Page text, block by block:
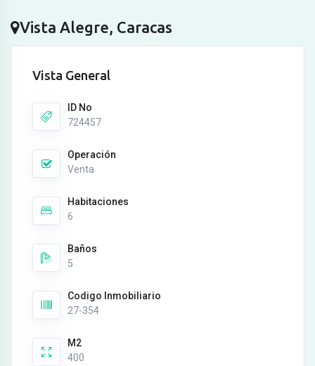
Vista Alegre, Caracas
Vista General
ID No
724457
Operación
Venta
Habitaciones
6
Baños
5
Codigo Inmobiliario
27-354
M2
400